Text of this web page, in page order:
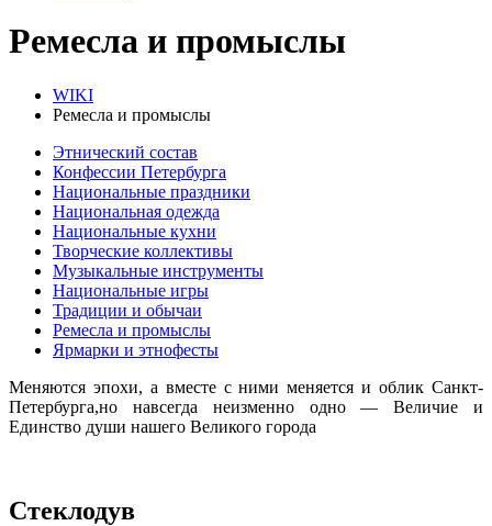
Ремесла и промыслы
WIKI
Ремесла и промыслы
Этнический состав
Конфессии Петербурга
Национальные праздники
Национальная одежда
Национальные кухни
Творческие коллективы
Музыкальные инструменты
Национальные игры
Традиции и обычаи
Ремесла и промыслы
Ярмарки и этнофесты
Меняются эпохи, а вместе с ними меняется и облик Санкт-
Петербурга,но навсегда неизменно одно — Величие и
Единство души нашего Великого города
Стеклодув